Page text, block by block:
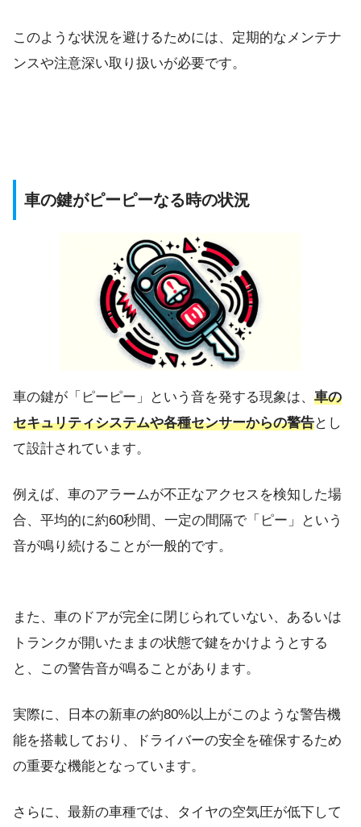
このような状況を避けるためには、定期的なメンテナ
ンスや注意深い取り扱いが必要です。
車の鍵がピーピーなる時の状況
車の鍵が「ピーピー」という音を発する現象は、 車の
セキュリティシステムや各種センサーからの警告とし
て設計されています。
例えば、車のアラームが不正なアクセスを検知した場
合、平均的に約60秒間、一定の間隔で「ピー」という
音が鳴り続けることが一般的です。
また、車のドアが完全に閉じられていない、あるいは
トランクが開いたままの状態で鍵をかけようとする
と、この警告音が鳴ることがあります。
実際に、日本の新車の約80%以上がこのような警告機
能を搭載しており、ドライバーの安全を確保するため
の重要な機能となっています。
さらに、最新の車種では、タイヤの空気圧が低下して